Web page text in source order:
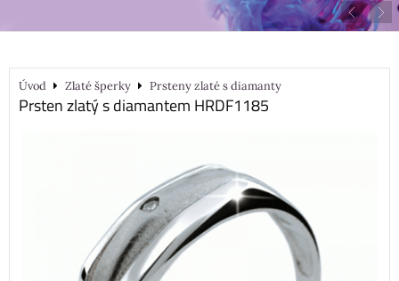
Úvod Zlaté šperky Prsteny zlaté s diamanty
Prsten zlatý s diamantem HRDF1185